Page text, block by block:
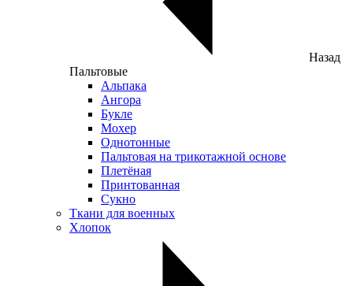
Назад
Пальтовые
Альпака
Ангора
Букле
Мохер
Однотонные
Пальтовая на трикотажной основе
Плетёная
Принтованная
Сукно
Ткани для военных
Хлопок